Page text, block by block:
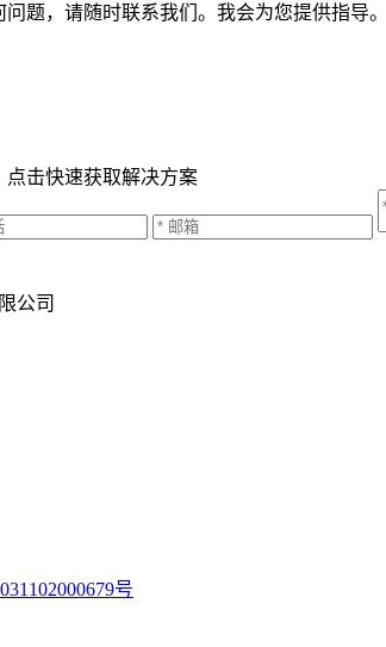
题，请随时联系我们。我会为您提供指导
击快速获取解决方案
公司
号